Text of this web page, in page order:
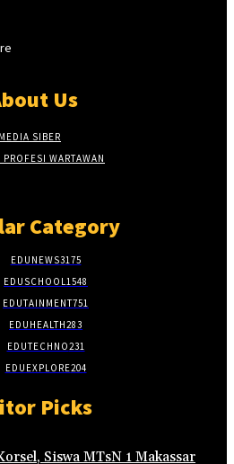
Us
SIBER
WARTAWAN
Category
EDUNEWS3175
EDUSCHOOL1548
EDUTAINMENT751
EDUHEALTH283
EDUTECHNO231
EDUEXPLORE204
Picks
Siswa MTsN 1 Makassar